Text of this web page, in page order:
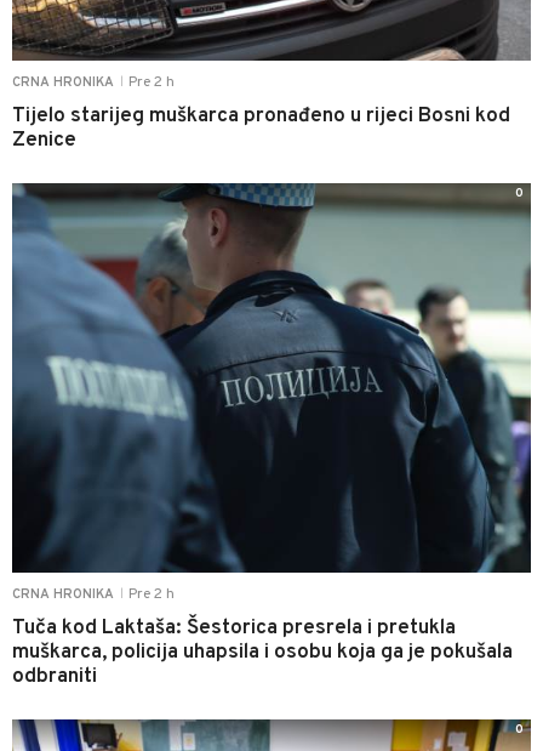
CRNA HRONIKA Pre 2 h
Tijelo starijeg muškarca pronađeno u rijeci Bosni kod
Zenice
CRNA HRONIKA Pre 2 h
Tuča kod Laktaša: Šestorica presrela i pretukla
muškarca, policija uhapsila i osobu koja ga je pokušala
odbraniti
0
0